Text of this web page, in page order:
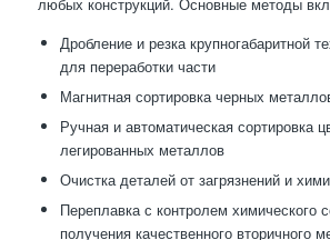
Дробление и резка крупногабаритной
для переработки части
Магнитная сортировка черных
Ручная и автоматическая сортировка
легированных металлов
Очистка деталей от загрязнений и
Переплавка с контролем химического
получения качественного вторичного